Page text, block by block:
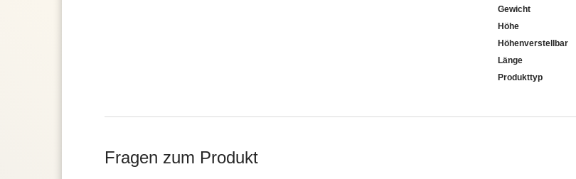
Gewicht
Höhe
Höhenverstellbar
Länge
Produkttyp
Fragen zum Produkt